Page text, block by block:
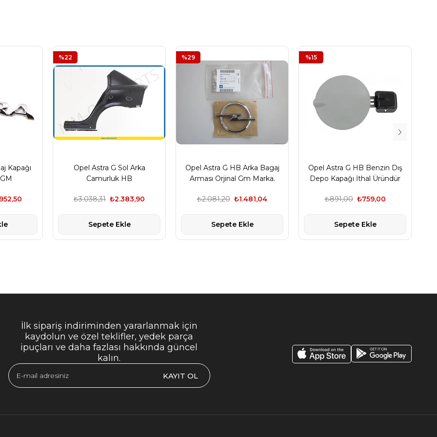
Kapağı
Opel Astra G Sol Arka
Camurluk HB
₺2.383,90
₺3.038,31
Sepete Ekle
%22
Opel Astra G HB Arka Bagaj
Arması Orjinal Gm Marka.
₺1.481,04
₺2.081,20
Sepete Ekle
%29
Opel Astra G HB Benzin Dış
Depo Kapağı İthal Üründür
₺759,00
₺891,00
Sepete Ekle
%15
İlk sipariş indiriminden yararlanmak için
kaydolun ve özel teklifler, yedek parça
ipuçları ve daha fazlası hakkında güncel
kalın.
KAYIT OL